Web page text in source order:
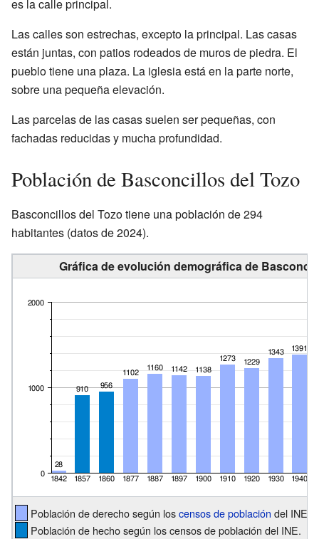
es la calle principal.
Las calles son estrechas, excepto la principal. Las casas
están juntas, con patios rodeados de muros de piedra. El
pueblo tiene una plaza. La iglesia está en la parte norte,
sobre una pequeña elevación.
Las parcelas de las casas suelen ser pequeñas, con
fachadas reducidas y mucha profundidad.
Población de Basconcillos del Tozo
Basconcillos del Tozo tiene una población de 294
habitantes (datos de 2024).
Gráfica de evolución demográfica de
Población de derecho según loscensos de población del INE.
Población de hecho según los censos de población del INE.